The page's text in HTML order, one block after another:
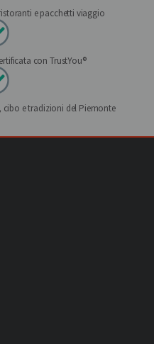
e pacchetti viaggio
con TrustYou®
e tradizioni del Piemonte